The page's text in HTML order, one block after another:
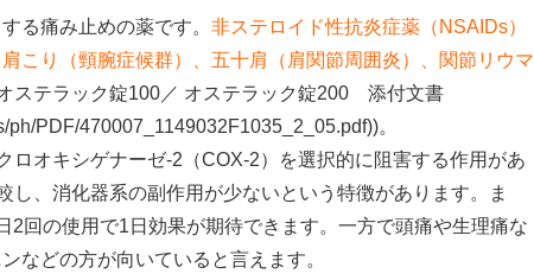
る痛み止めの薬です。 非ステロイド性抗炎症薬（NSAIDs）
こり（頸腕症候群）、五十肩（肩関節周囲炎）、関節リウマ
ステラック錠100／ オステラック錠200 添付文書
PDF/470007_1149032F1035_2_05.pdf))。
ロオキシゲナーゼ-2（COX-2）を選択的に阻害する作用があ
し、消化器系の副作用が少ないという特徴があります。ま
2回の使用で1日効果が期待できます。一方で頭痛や生理痛な
などの方が向いていると言えます。